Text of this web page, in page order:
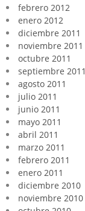
febrero 2012
enero 2012
diciembre 2011
noviembre 2011
octubre 2011
septiembre 2011
agosto 2011
julio 2011
junio 2011
mayo 2011
abril 2011
marzo 2011
febrero 2011
enero 2011
diciembre 2010
noviembre 2010